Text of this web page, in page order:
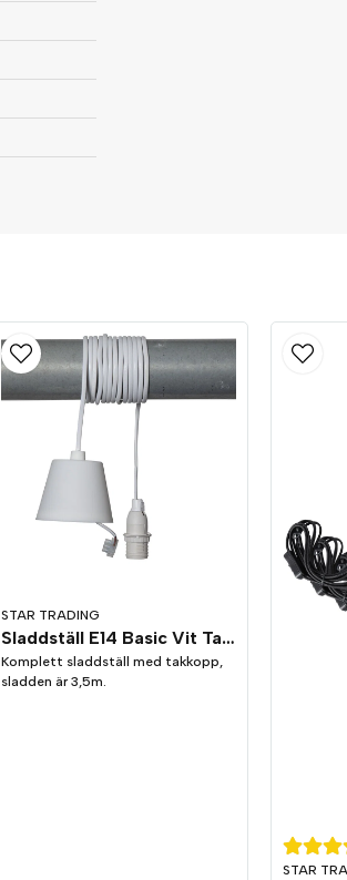
STAR TRADING
Sladdställ E14 Basic Vit Takkopp
Komplett sladdställ med takkopp,
sladden är 3,5m.
STAR